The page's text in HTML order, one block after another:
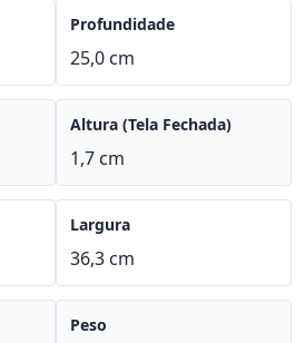
Profundidade
25,0 cm
Altura (Tela Fechada)
1,7 cm
Largura
36,3 cm
Peso